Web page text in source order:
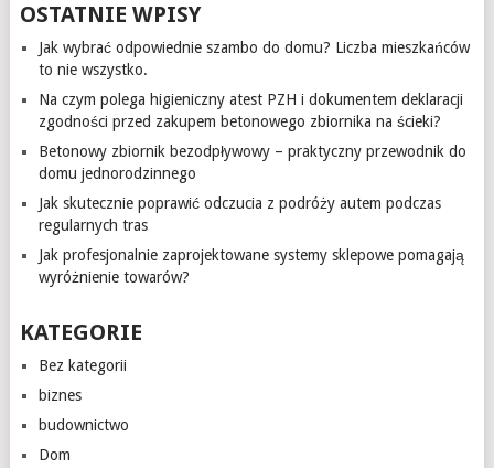
OSTATNIE WPISY
Jak wybrać odpowiednie szambo do domu? Liczba mieszkańców
to nie wszystko.
Na czym polega higieniczny atest PZH i dokumentem deklaracji
zgodności przed zakupem betonowego zbiornika na ścieki?
Betonowy zbiornik bezodpływowy – praktyczny przewodnik do
domu jednorodzinnego
Jak skutecznie poprawić odczucia z podróży autem podczas
regularnych tras
Jak profesjonalnie zaprojektowane systemy sklepowe pomagają
wyróżnienie towarów?
KATEGORIE
Bez kategorii
biznes
budownictwo
Dom